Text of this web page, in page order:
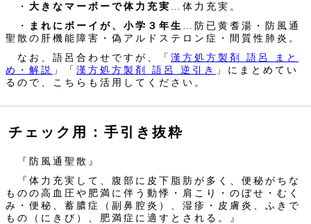
・ 大きなマーボーで体力充実
…体力充実。
・
まれにボーイが、小学３年生
…防已黄耆湯・防風通
聖散の肝機能障害・偽アルドステロン症・間質性肺炎。
なお、語呂合わせですが、「 漢方処方製剤 語呂 まと
め・解説
」「 漢方処方製剤 語呂 逆引き
」にまとめてい
るので、こちらも活用してください。
チェック用：手引き抜粋
『防風通聖散』
『体力充実して、腹部に皮下脂肪が多く、便秘がちな
ものの高血圧や肥満に伴う動悸・肩こり・のぼせ・むく
み・便秘、蓄膿症（副鼻腔炎）、湿疹・皮膚炎、ふきで
もの（にきび）、肥満症に適すとされる。』